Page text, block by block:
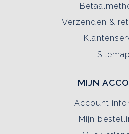
Verzenden &
Sitemap
MIJN
Account
Mijn